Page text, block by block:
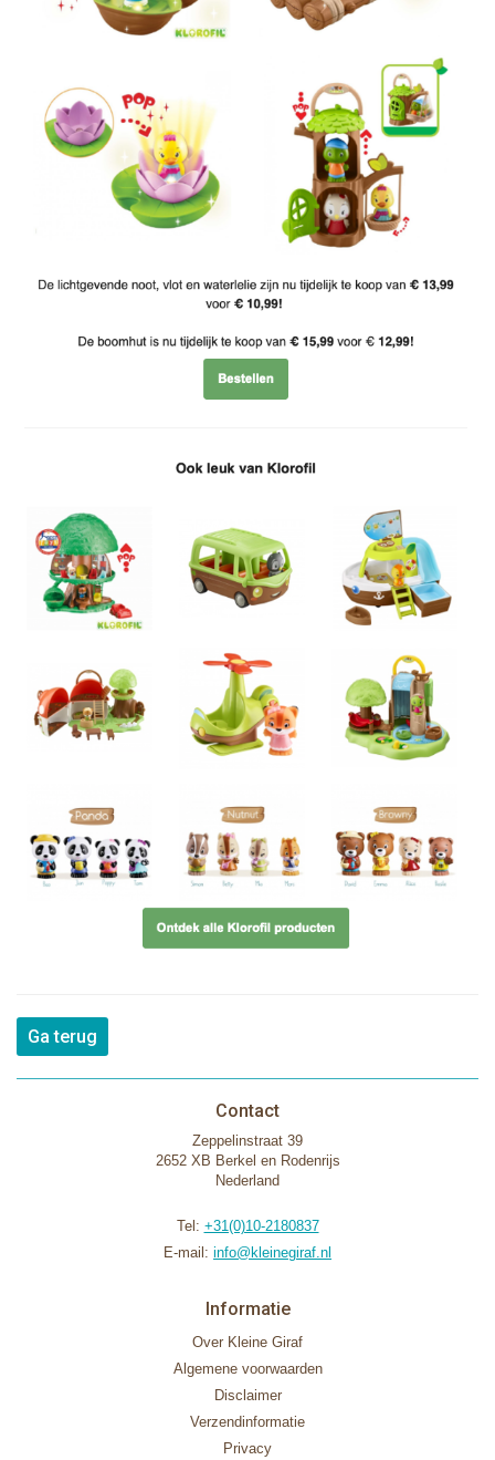
Ga terug
Contact
Zeppelinstraat 39
2652 XB Berkel en Rodenrijs
Nederland
Tel: +31(0)10-2180837
E-mail: info@kleinegiraf.nl
Informatie
Over Kleine Giraf
Algemene voorwaarden
Disclaimer
Verzendinformatie
Privacy